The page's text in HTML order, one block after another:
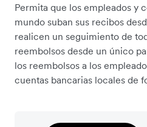
Permita que los empleados y
mundo suban sus recibos
realicen un seguimiento de
reembolsos desde un único
los reembolsos a los
cuentas bancarias locales de